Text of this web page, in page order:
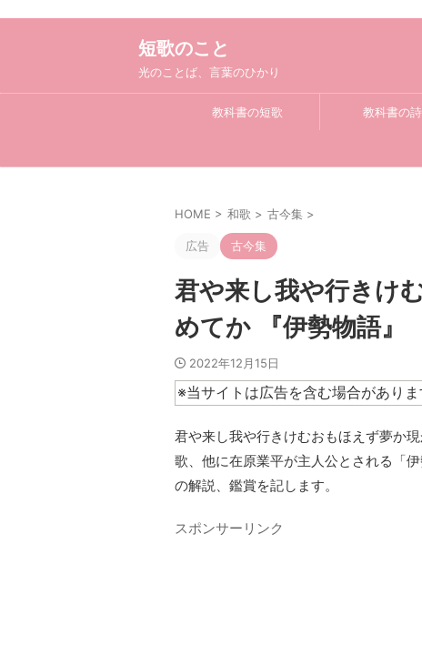
短歌のこと
光のことば、言葉のひかり
教科書の短歌 教科書の詩
HOME > 和歌 > 古今集 >
広告 古今集
君や来し我や行きけ
めてか 『伊勢物語』
2022年12月15日
※当サイトは広告を含む場合がありま
君や来し我や行きけむおもほえず夢か
歌、他に在原業平が主人公とされる「
の解説、鑑賞を記します。
スポンサーリンク